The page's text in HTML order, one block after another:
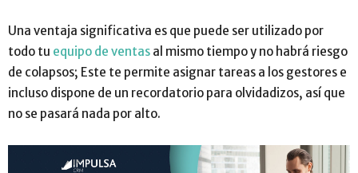
Una ventaja significativa es que puede ser utilizado por
todo tu equipo de ventas al mismo tiempo y no habrá riesgo
de colapsos; Este te permite asignar tareas a los gestores e
incluso dispone de un recordatorio para olvidadizos, así que
no se pasará nada por alto.